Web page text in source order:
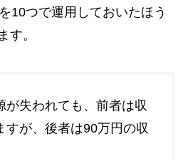
10つで運用しておいたほう
す。
が失われても、前者は収
すが、後者は90万円の収